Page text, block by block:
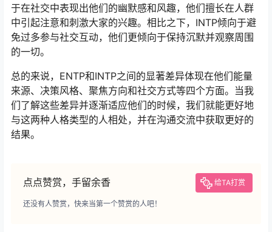
于在社交中表现出他们的幽默感和风趣，他们擅长在人群
中引起注意和刺激大家的兴趣。相比之下，INTP倾向于避
免过多参与社交互动，他们更倾向于保持沉默并观察周围
的一切。
总的来说，ENTP和INTP之间的显著差异体现在他们能量
来源、决策风格、聚焦方向和社交方式等四个方面。当我
们了解这些差异并逐渐适应他们的时候，我们就能更好地
与这两种人格类型的人相处，并在沟通交流中获取更好的
结果。
点点赞赏，手留余香 给TA打赏
还没有人赞赏，快来当第一个赞赏的人吧！